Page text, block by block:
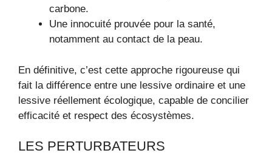
carbone.
Une innocuité prouvée pour la santé,
notamment au contact de la peau.
En définitive, c’est cette approche rigoureuse qui
fait la différence entre une lessive ordinaire et une
lessive réellement écologique, capable de concilier
efficacité et respect des écosystèmes.
LES PERTURBATEURS